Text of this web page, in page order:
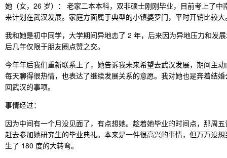
她（女，26 岁）： 老家二本本科，双非硕士刚刚毕业，目前考上了中
来计划在武汉发展。家庭方面属于典型的小镇婆罗门，平时开销比较大
我和她是初中同学，大学期间异地恋了 2 年，后来因为异地压力和发
后几年仅限于朋友圈点赞之交。
今年年后我们重新联系上了，她告诉我未来希望去武汉发展，期间主
每天聊得很热情，也表达了继续发展关系的意愿。我对她也是奔着结
回武汉的事项。
事情经过：
因为中间有一个月没见面了，有点想她。趁着她毕业的时间点，那周
赶去参加她研究生的毕业典礼。本来是一件很高兴的事情，但万万没
生了 180 度的大转弯。